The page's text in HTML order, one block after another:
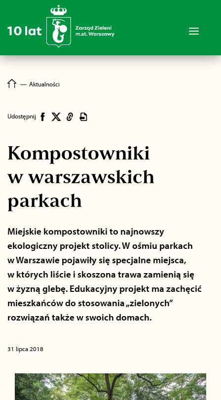
― Aktualności
Udostępnij
Kompostowniki
w warszawskich
parkach
Miejskie kompostowniki to najnowszy
ekologiczny projekt stolicy. W ośmiu parkach
w Warszawie pojawiły się specjalne miejsca,
w których liście i skoszona trawa zamienią się
w żyzną glebę. Edukacyjny projekt ma zachęcić
mieszkańców do stosowania „zielonych”
rozwiązań także w swoich domach.
31 lipca 2018